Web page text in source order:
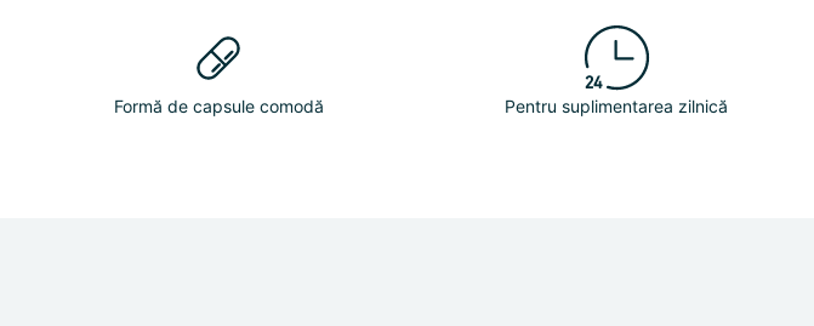
Formă de capsule comodă Pentru suplimentarea zilnică